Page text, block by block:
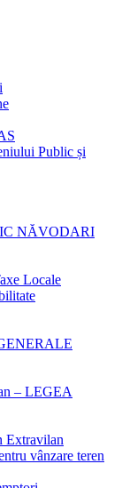
Public și
NĂVODARI
Locale
– LEGEA
Extravilan
vânzare teren